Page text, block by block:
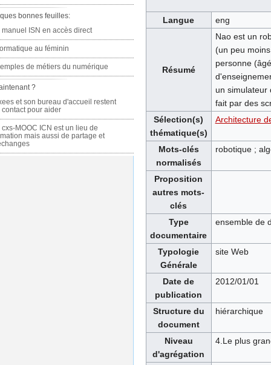
Langue eng
Résumé
Nao est un
(un peu
personne
un simulateur
fait par des
Sélection(s)
thématique(s)
Architecture
Mots-clés
normalisés
robotique ;
Proposition
autres mots-
clés
Type
documentaire
ensemble de
Typologie
Générale
site Web
Date de
publication
2012/01/01
Structure du
document
hiérarchique
Niveau
d'agrégation
4.Le plus
bonnes feuilles:
manuel ISN en accès direct
au féminin
de métiers du numérique
?
et son bureau d'accueil restent
contact pour aider
cxs-MOOC ICN est un lieu de
mais aussi de partage et